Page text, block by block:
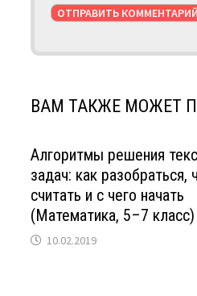
ВАМ ТАКЖЕ МОЖЕТ
Алгоритмы решения
задач: как разобраться,
считать и с чего начать
(Математика, 5–7 класс)
10.02.2019